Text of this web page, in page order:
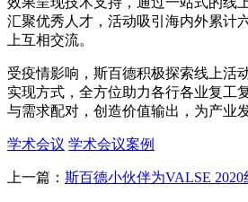
汇聚优秀人才，活动吸引海内外累计
上互相交流。
受疫情影响，斯百德积极探索线上活
实现方式，全方位助力各行各业复工
与需求配对，创造价值输出，为产业
学术会议 学术会议案例
上一篇： 斯百德小伙伴为VALSE